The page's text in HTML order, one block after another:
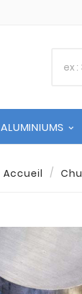
ALUMINIUMS
Accueil